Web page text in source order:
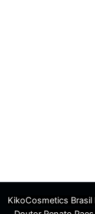
KikoCosmetics